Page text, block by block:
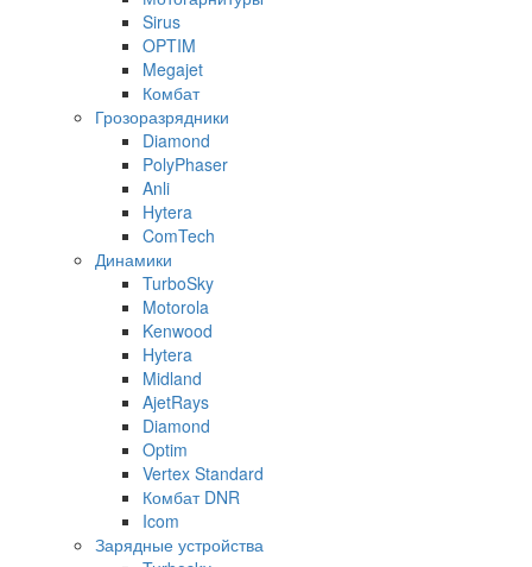
Sirus
OPTIM
Megajet
Комбат
Грозоразрядники
Diamond
PolyPhaser
Anli
Hytera
ComTech
Динамики
TurboSky
Motorola
Kenwood
Hytera
Midland
AjetRays
Diamond
Optim
Vertex Standard
Комбат DNR
Icom
Зарядные устройства